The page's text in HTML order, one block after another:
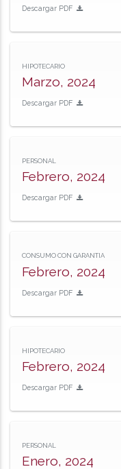
Descargar PDF
HIPOTECARIO
Marzo, 2024
Descargar PDF
PERSONAL
Febrero, 2024
Descargar PDF
CONSUMO CON GARANTIA
Febrero, 2024
Descargar PDF
HIPOTECARIO
Febrero, 2024
Descargar PDF
PERSONAL
Enero, 2024